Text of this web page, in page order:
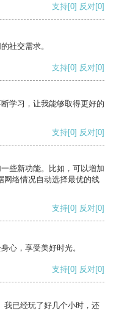
支持[0] 反对[0]
社交需求。
支持[0] 反对[0]
学习，让我能够取得更好的
支持[0] 反对[0]
些新功能。比如，可以增加
网络情况自动选择最优的线
支持[0] 反对[0]
心，享受美好时光。
支持[0] 反对[0]
我已经玩了好几个小时，还